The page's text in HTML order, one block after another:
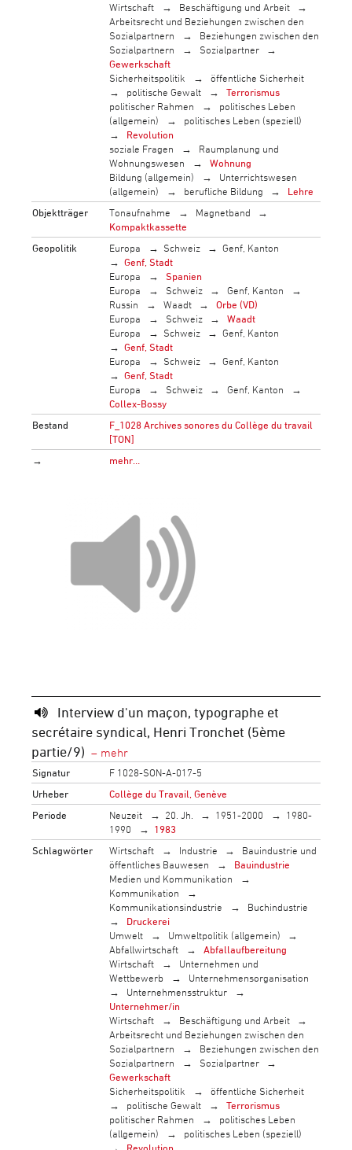
Wirtschaft
Beschäftigung und Arbeit
Arbeitsrecht und Beziehungen zwischen den
Sozialpartnern
Beziehungen zwischen den
Sozialpartnern
Sozialpartner
Gewerkschaft
Sicherheitspolitik
öffentliche Sicherheit
politische Gewalt
Terrorismus
politischer Rahmen
politisches Leben
(allgemein)
politisches Leben (speziell)
Revolution
soziale Fragen
Raumplanung und
Wohnungswesen
Wohnung
Bildung (allgemein)
Unterrichtswesen
(allgemein)
berufliche Bildung
Lehre
Objektträger
Tonaufnahme
Magnetband
Kompaktkassette
Geopolitik
Europa Schweiz
Genf, Kanton
Genf, Stadt
Europa
Spanien
Europa
Schweiz
Genf, Kanton
Russin
Waadt
Orbe (VD)
Europa
Schweiz
Waadt
Europa
Schweiz
Genf, Kanton
Genf, Stadt
Europa
Schweiz
Genf, Kanton
Genf, Stadt
Europa
Schweiz
Genf, Kanton
Collex-Bossy
Bestand
F_1028 Archives sonores du Collège du travail
[TON]
→
mehr…
Interview d'un maçon, typographe et
secrétaire syndical, Henri Tronchet (5ème
partie/9)
Signatur
F 1028-SON-A-017-5
Urheber
Collège du Travail, Genève
Periode
Neuzeit 20. Jh. 1951-2000
1980-
1990
1983
Schlagwörter
Wirtschaft Industrie
Bauindustrie und
öffentliches Bauwesen
Bauindustrie
Medien und Kommunikation
Kommunikation
Kommunikationsindustrie
Buchindustrie
Druckerei
Umwelt
Umweltpolitik (allgemein)
Abfallwirtschaft
Abfallaufbereitung
Wirtschaft
Unternehmen und
Wettbewerb
Unternehmensorganisation
Unternehmensstruktur
Unternehmer/in
Wirtschaft
Beschäftigung und Arbeit
Arbeitsrecht und Beziehungen zwischen den
Sozialpartnern
Beziehungen zwischen den
Sozialpartnern
Sozialpartner
Gewerkschaft
Sicherheitspolitik
öffentliche Sicherheit
politische Gewalt
Terrorismus
politischer Rahmen
politisches Leben
(allgemein)
politisches Leben (speziell)